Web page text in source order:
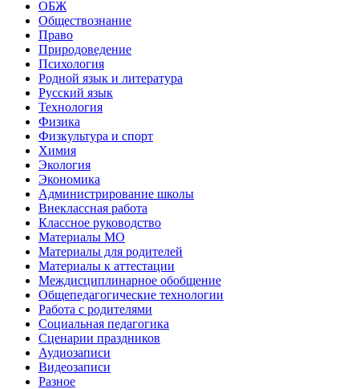
ОБЖ
Обществознание
Право
Природоведение
Психология
Родной язык и литература
Русский язык
Технология
Физика
Физкультура и спорт
Химия
Экология
Экономика
Администрирование школы
Внеклассная работа
Классное руководство
Материалы МО
Материалы для родителей
Материалы к аттестации
Междисциплинарное обобщение
Общепедагогические технологии
Работа с родителями
Социальная педагогика
Сценарии праздников
Аудиозаписи
Видеозаписи
Разное